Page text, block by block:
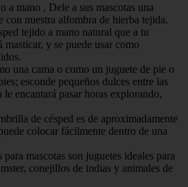
a mano , Dele a sus mascotas una
con nuestra alfombra de hierba tejida.
tejido a mano natural que a tu
masticar, y se puede usar como
una cama o como un juguete de pie o
esconde pequeños dulces entre las
le encantará pasar horas explorando,
de césped es de aproximadamente
colocar fácilmente dentro de una
mascotas son juguetes ideales para
conejillos de indias y animales de